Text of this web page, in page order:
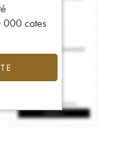
000 cotes